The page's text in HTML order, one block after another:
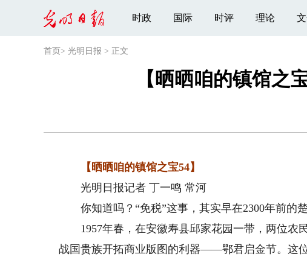
时政 国际 时评 理论
首页 > 光明日报 > 正文
【晒晒咱的镇馆之
【晒晒咱的镇馆之宝54】
光明日报记者 丁一鸣 常河
你知道吗？“免税”这事，其实早在2300年前的楚
1957年春，在安徽寿县邱家花园一带，两位农
战国贵族开拓商业版图的利器——鄂君启金节。这